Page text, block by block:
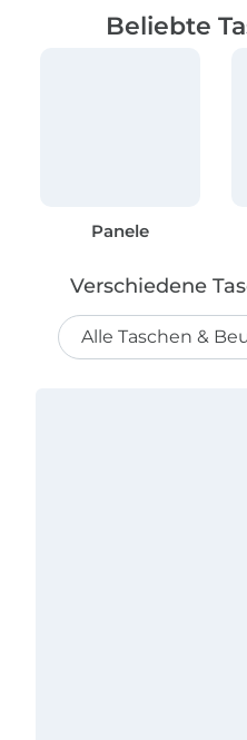
Beliebte
Panele
Verschiedene
Alle Taschen &